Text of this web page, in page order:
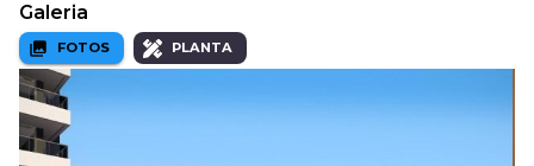
Galeria
FOTOS PLANTA